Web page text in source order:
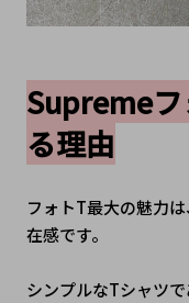
Supreme
る理由
フォトT最大の魅力
在感です。
シンプルなTシャツで